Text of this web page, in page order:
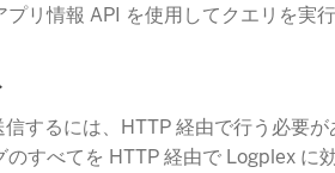
プリ情報 API を使用してクエリを実
するには、HTTP 経由で行う必要
すべてを HTTP 経由で Logplex に